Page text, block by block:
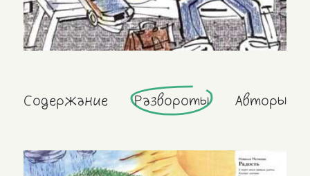
Содержание Развороты Авторы